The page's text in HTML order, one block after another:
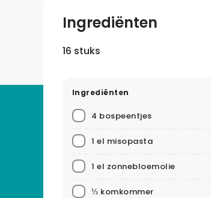
Ingrediënten
16 stuks
Ingrediënten
4 bospeentjes
1 el misopasta
1 el zonnebloemolie
⅓ komkommer